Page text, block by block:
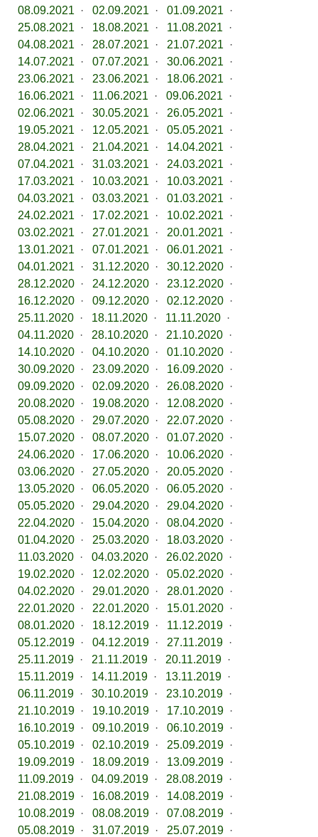
08.09.2021 · 02.09.2021 · 01.09.2021 ·
25.08.2021 · 18.08.2021 · 11.08.2021 ·
04.08.2021 · 28.07.2021 · 21.07.2021 ·
14.07.2021 · 07.07.2021 · 30.06.2021 ·
23.06.2021 · 23.06.2021 · 18.06.2021 ·
16.06.2021 · 11.06.2021 · 09.06.2021 ·
02.06.2021 · 30.05.2021 · 26.05.2021 ·
19.05.2021 · 12.05.2021 · 05.05.2021 ·
28.04.2021 · 21.04.2021 · 14.04.2021 ·
07.04.2021 · 31.03.2021 · 24.03.2021 ·
17.03.2021 · 10.03.2021 · 10.03.2021 ·
04.03.2021 · 03.03.2021 · 01.03.2021 ·
24.02.2021 · 17.02.2021 · 10.02.2021 ·
03.02.2021 · 27.01.2021 · 20.01.2021 ·
13.01.2021 · 07.01.2021 · 06.01.2021 ·
04.01.2021 · 31.12.2020· 30.12.2020·
28.12.2020· 24.12.2020· 23.12.2020·
16.12.2020· 09.12.2020· 02.12.2020·
25.11.2020· 18.11.2020· 11.11.2020·
04.11.2020· 28.10.2020· 21.10.2020·
14.10.2020· 04.10.2020· 01.10.2020·
30.09.2020· 23.09.2020· 16.09.2020·
09.09.2020· 02.09.2020· 26.08.2020·
20.08.2020· 19.08.2020· 12.08.2020·
05.08.2020· 29.07.2020· 22.07.2020·
15.07.2020· 08.07.2020· 01.07.2020·
24.06.2020· 17.06.2020· 10.06.2020·
03.06.2020· 27.05.2020· 20.05.2020·
13.05.2020· 06.05.2020· 06.05.2020·
05.05.2020· 29.04.2020· 29.04.2020·
22.04.2020· 15.04.2020· 08.04.2020·
01.04.2020· 25.03.2020· 18.03.2020·
11.03.2020· 04.03.2020· 26.02.2020·
19.02.2020· 12.02.2020· 05.02.2020·
04.02.2020· 29.01.2020· 28.01.2020·
22.01.2020· 22.01.2020· 15.01.2020·
08.01.2020· 18.12.2019· 11.12.2019·
05.12.2019· 04.12.2019· 27.11.2019·
25.11.2019· 21.11.2019· 20.11.2019·
15.11.2019· 14.11.2019· 13.11.2019·
06.11.2019· 30.10.2019· 23.10.2019·
21.10.2019· 19.10.2019· 17.10.2019·
16.10.2019· 09.10.2019· 06.10.2019·
05.10.2019· 02.10.2019· 25.09.2019·
19.09.2019· 18.09.2019· 13.09.2019·
11.09.2019· 04.09.2019· 28.08.2019·
21.08.2019· 16.08.2019· 14.08.2019·
10.08.2019· 08.08.2019· 07.08.2019·
05.08.2019· 31.07.2019· 25.07.2019·